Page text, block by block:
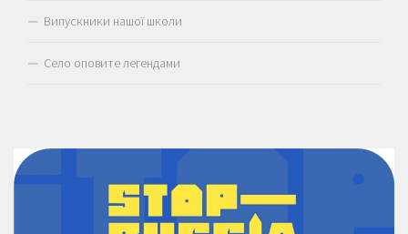
Випускники нашої школи
Село оповите легендами